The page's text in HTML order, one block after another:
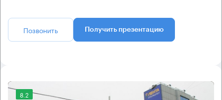
Позвонить Получить презентацию
8.2